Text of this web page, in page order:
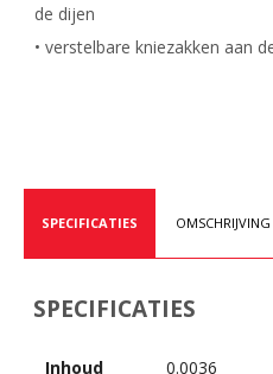
de dijen
• verstelbare kniezakken aan
SPECIFICATIES OMSCHRIJVING
SPECIFICATIES
Inhoud 0.0036